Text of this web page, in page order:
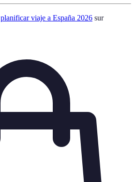
planificar viaje a España 2026 sur